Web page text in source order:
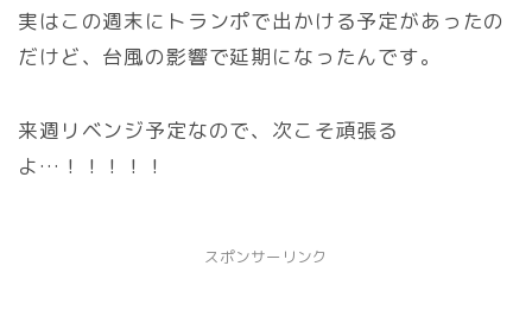
実はこの週末にトランポで出かける予定があったの
だけど、台風の影響で延期になったんです。
来週リベンジ予定なので、次こそ頑張る
よ…！！！！！
スポンサーリンク